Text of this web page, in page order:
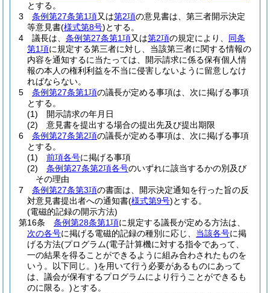
とする。
3
条例第27条第1項又は第2項の意見書は、第三者開示決定
等意見書(様式第8号)とする。
4
議長は、 条例第27条第1項又は第2項の規定により、 同条
第1項に規定する第三者に対し、当該第三者に関する情報の
内容を通知するに当たっては、開示請求に係る保有個人情
報の本人の権利利益を不当に侵害しないように留意しなけ
ればならない。
5
条例第27条第1項の議長が定める事項は、次に掲げる事項
とする。
(1)
開示請求の年月日
(2)
意見書を提出する場合の提出先及び提出期限
6
条例第27条第2項の議長が定める事項は、次に掲げる事項
とする。
(1)
前項各号に掲げる事項
(2)
条例第27条第2項各号のいずれに該当するかの別及び
その理由
7
条例第27条第3項の書面は、開示決定通知を行った旨の反
対意見書提出者への通知書(様式第9号)とする。
(電磁的記録の開示方法)
第16条
条例第28条第1項に規定する議長が定める方法は、
次の各号に掲げる電磁的記録の種別に応じ、 当該各号に掲
げる方法(プログラム(電子計算機に対する指令であって、
一の結果を得ることができるように組み合わされたものを
いう。以下同じ。)を用いて行う必要があるものにあって
は、議会が保有するプログラムにより行うことができるも
のに限る。)とする。